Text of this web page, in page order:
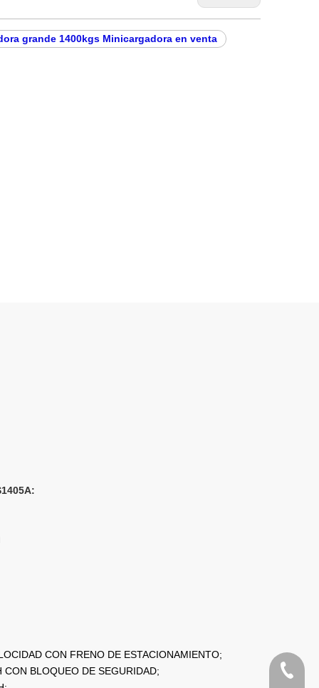
grande 1400kgs Minicargadora en venta
CON FRENO DE ESTACIONAMIENTO;
BLOQUEO DE SEGURIDAD;
+86-